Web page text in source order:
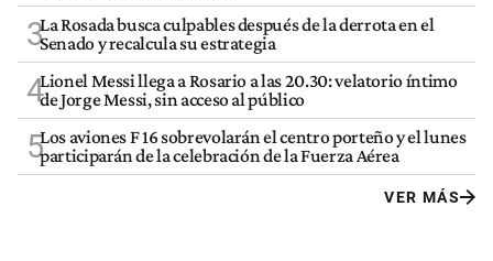
3La Rosada busca culpables después de la derrota en el
Senado y recalcula su estrategia
4Lionel Messi llega a Rosario a las 20.30: velatorio íntimo
de Jorge Messi, sin acceso al público
5Los aviones F 16 sobrevolarán el centro porteño y el lunes
participarán de la celebración de la Fuerza Aérea
VER MÁS